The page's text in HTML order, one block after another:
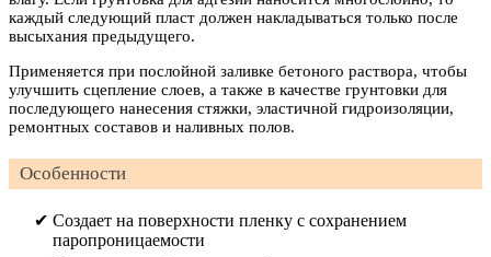
каждый следующий пласт должен накладываться только после
высыхания предыдущего.
Применяется при послойной заливке бетоного раствора, чтобы
улучшить сцепление слоев, а также в качестве грунтовки для
последующего нанесения стяжки, эластичной гидроизоляции,
ремонтных составов и наливных полов.
Особенности
Создает на поверхности пленку с сохранением
паропроницаемости